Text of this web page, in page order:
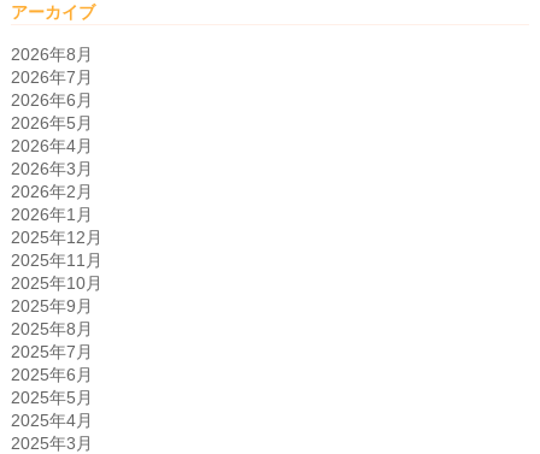
アーカイブ
2026年8月
2026年7月
2026年6月
2026年5月
2026年4月
2026年3月
2026年2月
2026年1月
2025年12月
2025年11月
2025年10月
2025年9月
2025年8月
2025年7月
2025年6月
2025年5月
2025年4月
2025年3月